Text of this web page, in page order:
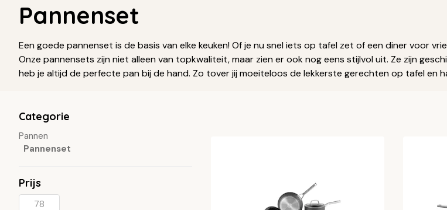
Pannenset
Een goede pannenset is de basis van elke keuken! Of je nu snel iets op tafel zet of een diner voor
Onze pannensets zijn niet alleen van topkwaliteit, maar zien er ook nog eens stijlvol uit. Ze zijn
heb je altijd de perfecte pan bij de hand. Zo tover jij moeiteloos de lekkerste gerechten op tafel en
Categorie
Pannen
Pannenset
Prijs